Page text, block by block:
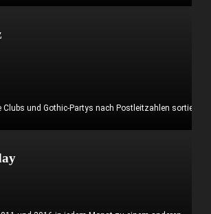
Clubs und Gothic-Partys nach Postleitzahlen sortiert